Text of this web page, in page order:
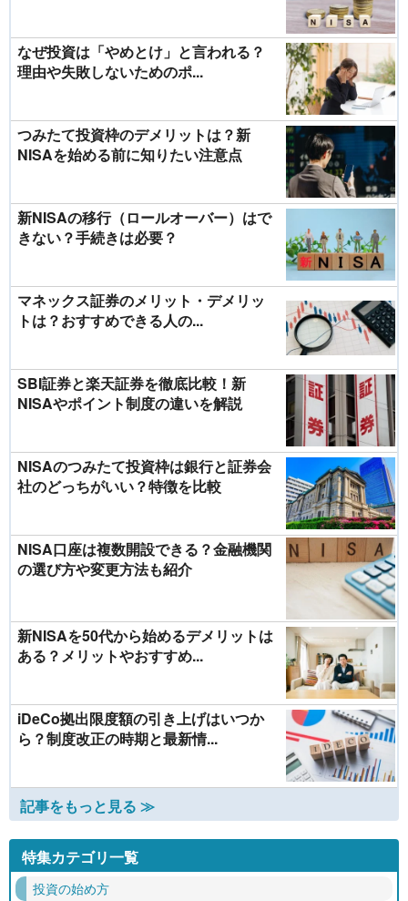
なぜ投資は「やめとけ」と言われる？
理由や失敗しないためのポ...
つみたて投資枠のデメリットは？新
NISAを始める前に知りたい注意点
新NISAの移行（ロールオーバー）はで
きない？手続きは必要？
マネックス証券のメリット・デメリッ
トは？おすすめできる人の...
SBI証券と楽天証券を徹底比較！新
NISAやポイント制度の違いを解説
NISAのつみたて投資枠は銀行と証券会
社のどっちがいい？特徴を比較
NISA口座は複数開設できる？金融機関
の選び方や変更方法も紹介
新NISAを50代から始めるデメリットは
ある？メリットやおすすめ...
iDeCo拠出限度額の引き上げはいつか
ら？制度改正の時期と最新情...
記事をもっと見る ≫
特集カテゴリ一覧
投資の始め方